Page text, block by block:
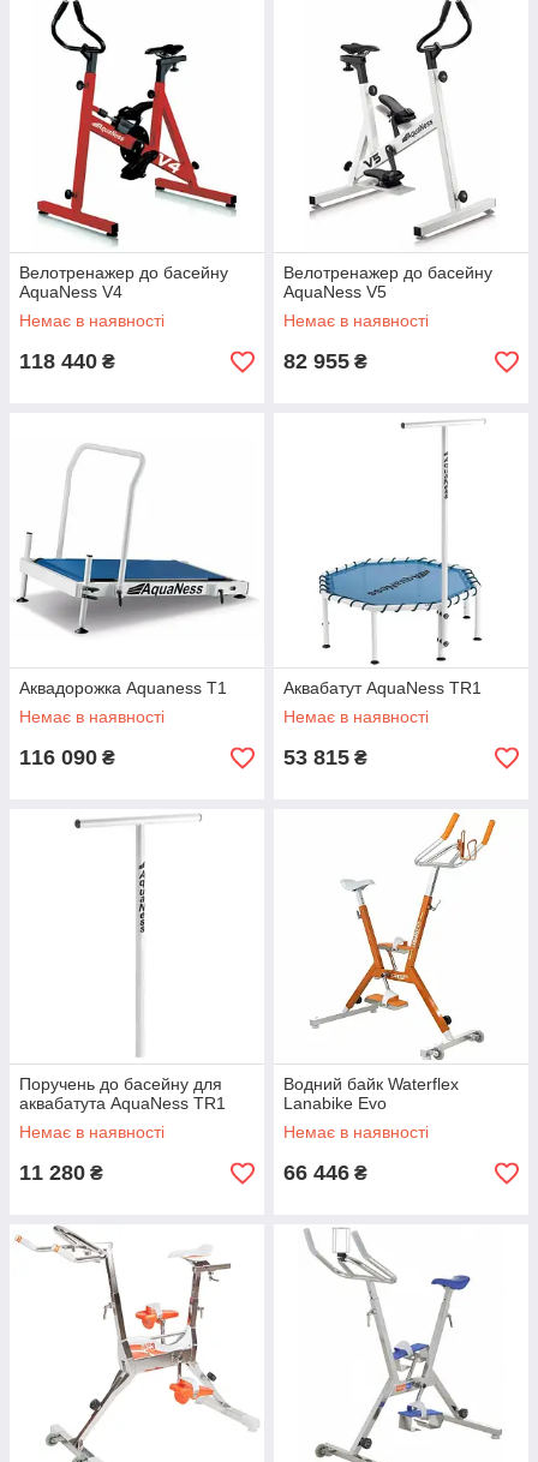
Велотренажер до басейну
AquaNess V4
Немає в наявності
118 440 ₴
Велотренажер до басейну
AquaNess V5
Немає в наявності
82 955 ₴
Аквадорожка Aquaness T1
Немає в наявності
116 090 ₴
Аквабатут AquaNess TR1
Немає в наявності
53 815 ₴
Поручень до басейну для
аквабатута AquaNess TR1
Немає в наявності
11 280 ₴
Водний байк Waterflex
Lanabike Evo
Немає в наявності
66 446 ₴